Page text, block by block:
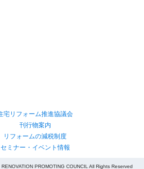
宅リフォーム推進協議会
刊行物案内
リフォームの減税制度
セミナー・イベント情報
PROMOTING COUNCIL All Rights Reserved